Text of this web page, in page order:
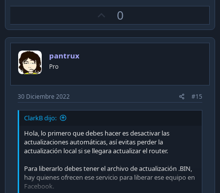
p
v
0
pantrux
Pro
30 Diciembre 2022 #15
ClarkB dijo:
Hola, lo primero que debes hacer es desactivar las
actualizaciones automáticas, así evitas perder la
actualización local si se llegara actualizar el router.
Para liberarlo debes tener el archivo de actualización .BIN,
hay quienes ofrecen ese servicio para liberar ese equipo en
Facebook.